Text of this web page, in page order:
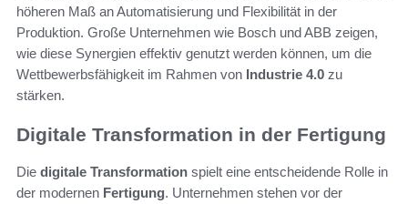
höheren Maß an Automatisierung und Flexibilität in der
Produktion. Große Unternehmen wie Bosch und ABB zeigen,
wie diese Synergien effektiv genutzt werden können, um die
Wettbewerbsfähigkeit im Rahmen von Industrie 4.0 zu
stärken.
Digitale Transformation in der Fertigung
Die digitale Transformation spielt eine entscheidende Rolle in
der modernen Fertigung. Unternehmen stehen vor der